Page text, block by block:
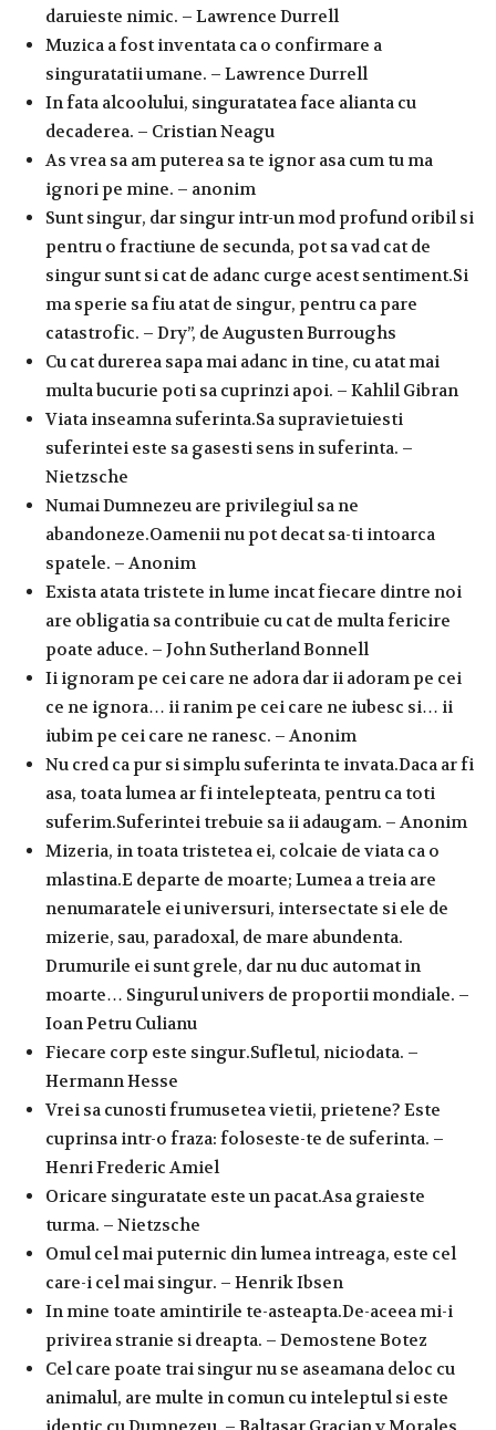
daruieste nimic. – Lawrence Durrell
Muzica a fost inventata ca o confirmare a
singuratatii umane. – Lawrence Durrell
In fata alcoolului, singuratatea face alianta cu
decaderea. – Cristian Neagu
As vrea sa am puterea sa te ignor asa cum tu ma
ignori pe mine. – anonim
Sunt singur, dar singur intr-un mod profund oribil si
pentru o fractiune de secunda, pot sa vad cat de
singur sunt si cat de adanc curge acest sentiment.Si
ma sperie sa fiu atat de singur, pentru ca pare
catastrofic. – Dry”, de Augusten Burroughs
Cu cat durerea sapa mai adanc in tine, cu atat mai
multa bucurie poti sa cuprinzi apoi. – Kahlil Gibran
Viata inseamna suferinta.Sa supravietuiesti
suferintei este sa gasesti sens in suferinta. –
Nietzsche
Numai Dumnezeu are privilegiul sa ne
abandoneze.Oamenii nu pot decat sa-ti intoarca
spatele. – Anonim
Exista atata tristete in lume incat fiecare dintre noi
are obligatia sa contribuie cu cat de multa fericire
poate aduce. – John Sutherland Bonnell
Ii ignoram pe cei care ne adora dar ii adoram pe cei
ce ne ignora… ii ranim pe cei care ne iubesc si… ii
iubim pe cei care ne ranesc. – Anonim
Nu cred ca pur si simplu suferinta te invata.Daca ar fi
asa, toata lumea ar fi intelepteata, pentru ca toti
suferim.Suferintei trebuie sa ii adaugam. – Anonim
Mizeria, in toata tristetea ei, colcaie de viata ca o
mlastina.E departe de moarte; Lumea a treia are
nenumaratele ei universuri, intersectate si ele de
mizerie, sau, paradoxal, de mare abundenta.
Drumurile ei sunt grele, dar nu duc automat in
moarte… Singurul univers de proportii mondiale. –
Ioan Petru Culianu
Fiecare corp este singur.Sufletul, niciodata. –
Hermann Hesse
Vrei sa cunosti frumusetea vietii, prietene? Este
cuprinsa intr-o fraza: foloseste-te de suferinta. –
Henri Frederic Amiel
Oricare singuratate este un pacat.Asa graieste
turma. – Nietzsche
Omul cel mai puternic din lumea intreaga, este cel
care-i cel mai singur. – Henrik Ibsen
In mine toate amintirile te-asteapta.De-aceea mi-i
privirea stranie si dreapta. – Demostene Botez
Cel care poate trai singur nu se aseamana deloc cu
animalul, are multe in comun cu inteleptul si este